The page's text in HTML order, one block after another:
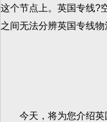
这个节点上。英国专线?
之间无法分辨英国专线物
今天，将为您介绍英